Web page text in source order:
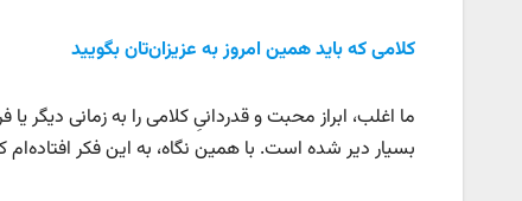
کلامی که باید همین امروز به عزیزان‌تان بگویید
ما اغلب، ابراز محبت و قدردانیِ کلامی را به زمانی دیگر
بسیار دیر شده است. با همین نگاه، به این فکر